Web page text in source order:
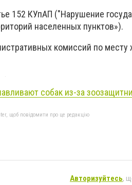
152 КУпАП ("Нарушение
населенных пунктов»).
комиссий по месту
собак из-за
щоб повідомити про це редакцію
Авторизуйтесь,